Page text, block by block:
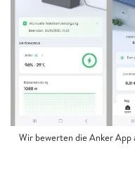
Wir bewerten die Anker App